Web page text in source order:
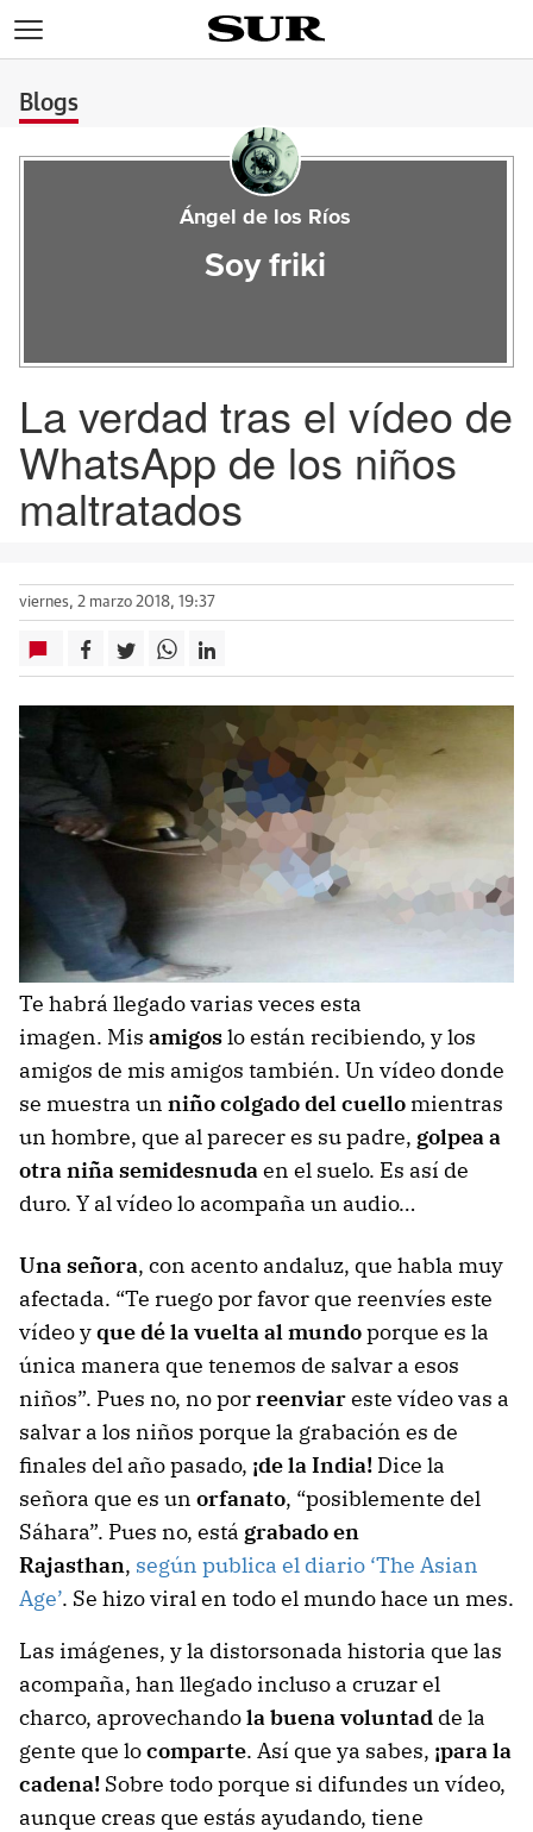
Blogs
Ángel de los Ríos
Soy friki
La verdad tras el vídeo de
WhatsApp de los niños
maltratados
viernes, 2 marzo 2018, 19:37
Te habrá llegado varias veces esta
imagen. Mis amigoslo están recibiendo, y los
amigos de mis amigos también. Un vídeo donde
se muestra un niño colgado del cuellomientras
un hombre, que al parecer es su padre, golpea a
otra niña semidesnudaen el suelo. Es así de
duro. Y al vídeo lo acompaña un audio…
Una señora, con acento andaluz, que habla muy
afectada. “Te ruego por favor que reenvíes este
vídeo yque dé la vuelta al mundoporque es la
única manera que tenemos de salvar a esos
niños”. Pues no, no porreenviareste vídeo vas a
salvar a los niños porque la grabación es de
finales del año pasado, ¡de la India! Dice la
señora que es un orfanato, “posiblemente del
Sáhara”. Pues no, está grabado en
Rajasthan, según publica el diario ‘The Asian
Age’. Se hizo viral en todo el mundo hace un mes.
Las imágenes, y la distorsonada historia que las
acompaña, han llegado incluso a cruzar el
charco, aprovechandola buena voluntad de la
gente que locomparte. Así que ya sabes, ¡para la
cadena! Sobre todo porque si difundes un vídeo,
aunque creas que estás ayudando, tiene